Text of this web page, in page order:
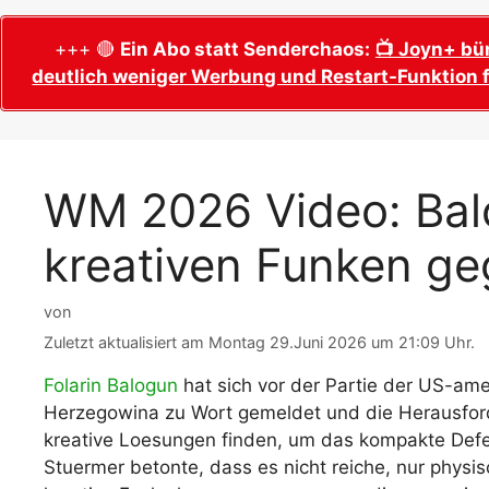
Wer wird Fußball-Weltmeister 2026?
Alle WM 2026 Trainer
Alle Fußball Weltmeister
Adidas Trionda: offizielle WM 2026
Spielball
Alle Nationalspieler der FIFA Fußball WM
2026
WM 2026 Qualifikation in Europa: Tabelle
& Spielplan
WM 2026
Termine,
WM 2026
WM 2026
WM 2026
Spielort
Weltmeister,
Fußball WM
Ausfüllen &
Fußball
PDF zum
+++ 🔴 Ein Abo statt Senderchaos: 📺 Joyn+
deutlich weniger Werbung und Restart-
WM 2026 Video:
kreativen Funken
von
Zuletzt aktualisiert am Montag 29.Juni 2026 um 21:09 Uhr.
Folarin Balogun hat sich vor der Partie der US-
Herzegowina zu Wort gemeldet und die
kreative Loesungen finden, um das kompakte
Stuermer betonte, dass es nicht reiche, nur